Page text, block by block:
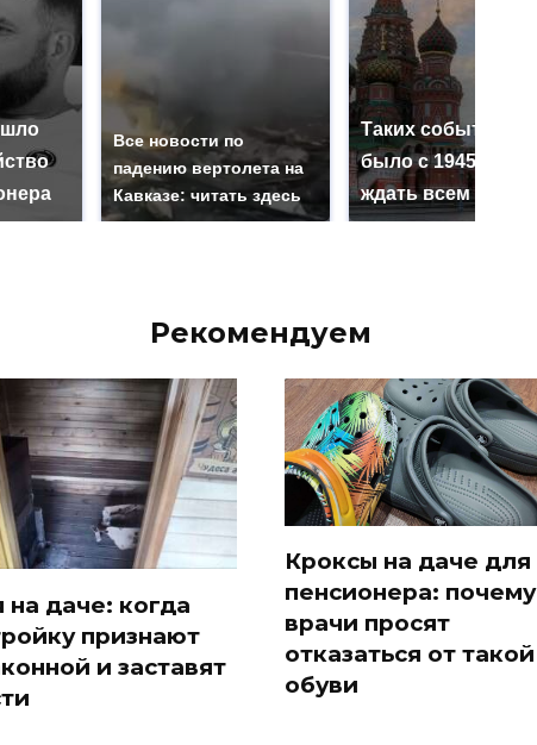
Все новости по
падению вертолета на
Кавказе: читать здесь
Таких событий не
было с 1945: чего
ждать всем нам?
Рекомендуем
на даче: когда
признают
и заставят
Кроксы на даче для
пенсионера: почему
врачи просят
отказаться от такой
обуви